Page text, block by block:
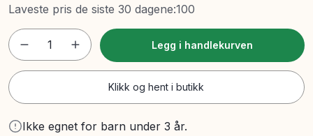
Laveste pris de siste 30 dagene:100
1 Legg i handlekurven
Klikk og hent i butikk
Ikke egnet for barn under 3 år.